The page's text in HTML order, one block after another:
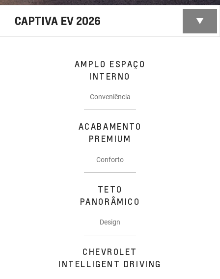
CAPTIVA EV 2026
AMPLO ESPAÇO
INTERNO
Conveniência
ACABAMENTO
PREMIUM
Conforto
TETO
PANORÂMICO
Design
CHEVROLET
INTELLIGENT DRIVING